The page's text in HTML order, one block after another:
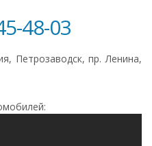
48-03
Петрозаводск, пр. Ленина,